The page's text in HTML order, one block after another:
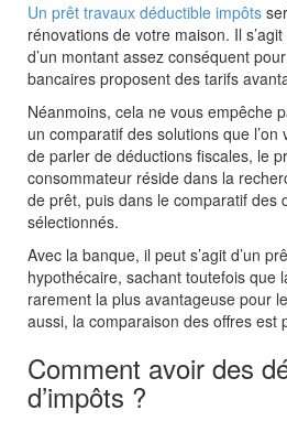
Un prêt travaux déductible impôts
rénovations de votre maison. Il
d’un montant assez conséquent
bancaires proposent des tarifs
Néanmoins, cela ne vous empêche
un comparatif des solutions que
de parler de déductions fiscales, le
consommateur réside dans la
de prêt, puis dans le comparatif des
sélectionnés.
Avec la banque, il peut s’agit d’un
hypothécaire, sachant toutefois que
rarement la plus avantageuse pour
aussi, la comparaison des offres est
Comment avoir des
d’impôts ?